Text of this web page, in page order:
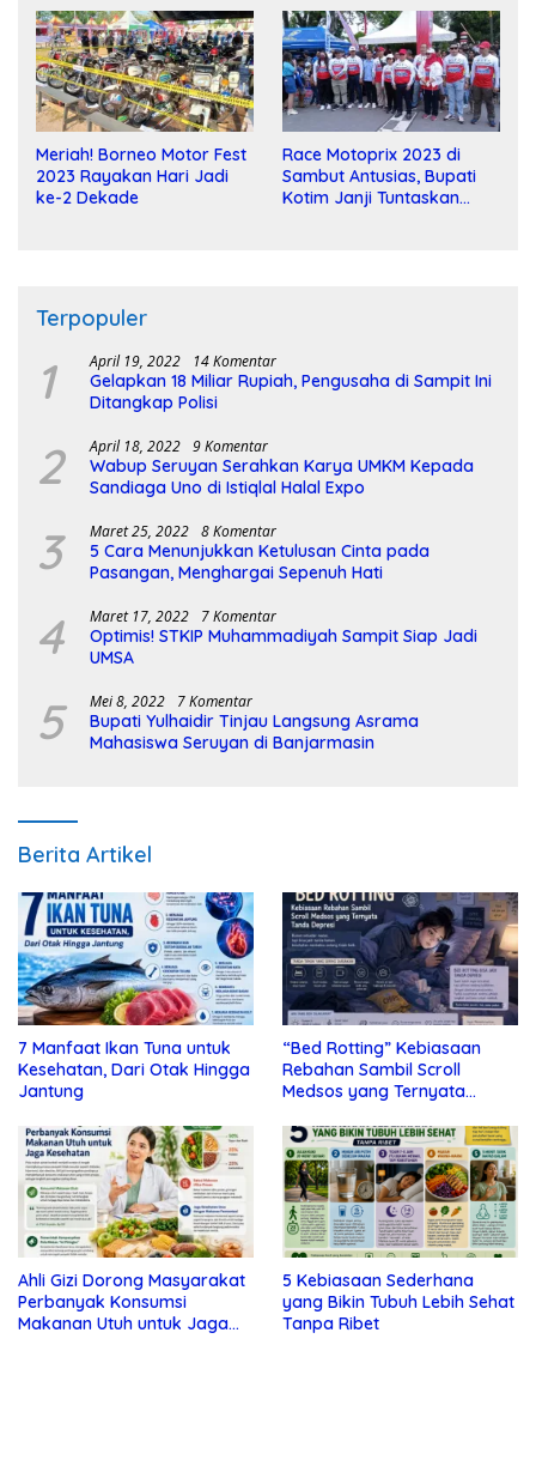
Meriah! Borneo Motor Fest
2023 Rayakan Hari Jadi
ke-2 Dekade
Race Motoprix 2023 di
Sambut Antusias, Bupati
Kotim Janji Tuntaskan
Terpopuler
1 April 19, 2022 14 Komentar
Gelapkan 18 Miliar Rupiah, Pengusaha di Sampit Ini
Ditangkap Polisi
2 April 18, 2022 9 Komentar
Wabup Seruyan Serahkan Karya UMKM Kepada
Sandiaga Uno di Istiqlal Halal Expo
3 Maret 25, 2022 8 Komentar
5 Cara Menunjukkan Ketulusan Cinta pada
Pasangan, Menghargai Sepenuh Hati
4 Maret 17, 2022 7 Komentar
Optimis! STKIP Muhammadiyah Sampit Siap Jadi
UMSA
5 Mei 8, 2022 7 Komentar
Bupati Yulhaidir Tinjau Langsung Asrama
Mahasiswa Seruyan di Banjarmasin
Berita Artikel
7 Manfaat Ikan Tuna untuk
Kesehatan, Dari Otak Hingga
Jantung
“Bed Rotting” Kebiasaan
Rebahan Sambil Scroll
Medsos yang Ternyata
Ahli Gizi Dorong Masyarakat
Perbanyak Konsumsi
Makanan Utuh untuk Jaga
5 Kebiasaan Sederhana
yang Bikin Tubuh Lebih Sehat
Tanpa Ribet